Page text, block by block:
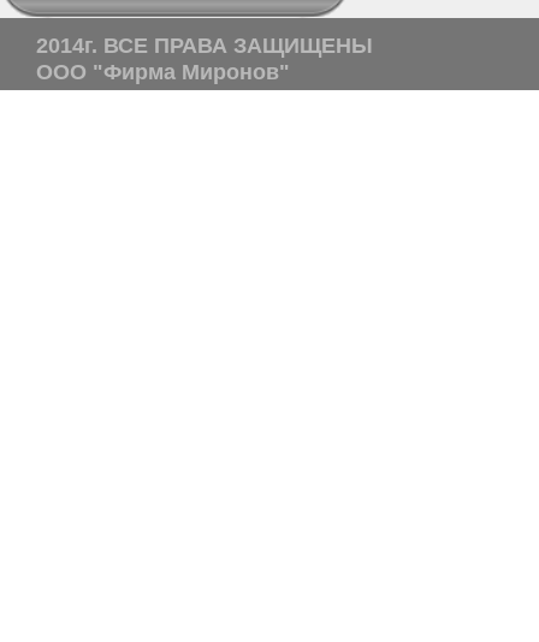
2014г. ВСЕ ПРАВА ЗАЩИЩЕНЫ
ООО "Фирма Миронов"